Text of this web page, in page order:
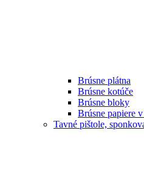
Brúsne plátna
Brúsne kotúče
Brúsne bloky
Brúsne papiere
Tavné pištole,